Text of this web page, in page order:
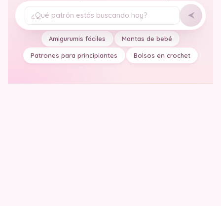
Tu pregunta
Amigurumis fáciles Mantas de bebé
Patrones para principiantes Bolsos en crochet